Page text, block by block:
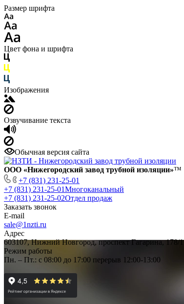
Размер шрифта
Цвет фона и шрифта
Изображения
Озвучивание текста
Обычная версия сайта
ООО «Нижегородский завод трубной изоляции»™
+7 (831) 231-25-01
+7 (831) 231-25-01Многоканальный
+7 (831) 231-25-02Отдел продаж
Заказать звонок
E-mail
sale@1nzti.ru
Адрес
603107, Нижний Новгород, проспект Гагарина, 178/1
Режим работы
Пн. – Пт.: с 08:00 до 17:00 перерыв 12:00-13:00